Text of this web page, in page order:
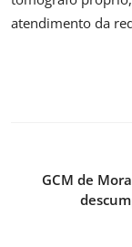
atendimento da
GCM de